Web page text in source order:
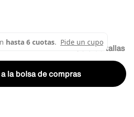
Guía de tallas
la bolsa de compras